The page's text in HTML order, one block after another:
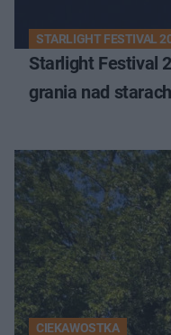
STARLIGHT FESTIVAL
Starlight Festival
grania nad
CIEKAWOSTKA